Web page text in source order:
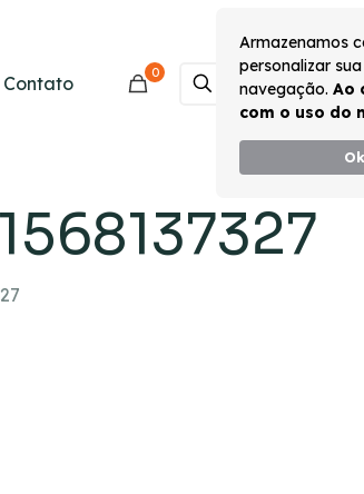
Armazenamos
personalizar
navegação. Ao
com o uso do
Contato 0